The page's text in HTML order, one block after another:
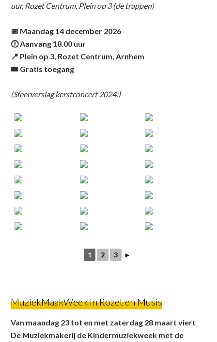
uur, Rozet Centrum, Plein op 3 (de trappen)
📅 Maandag 14 december 2026
🕕Aanvang 18.00 uur
📍 Plein op 3, Rozet Centrum, Arnhem
🎟 Gratis toegang
(Sfeerverslag kerstconcert 2024:)
1 2 3 ►
MuziekMaakWeek in Rozet en Musis
Van maandag 23 tot en met zaterdag 28 maart viert
De Muziekmakerij de Kindermuziekweek met de